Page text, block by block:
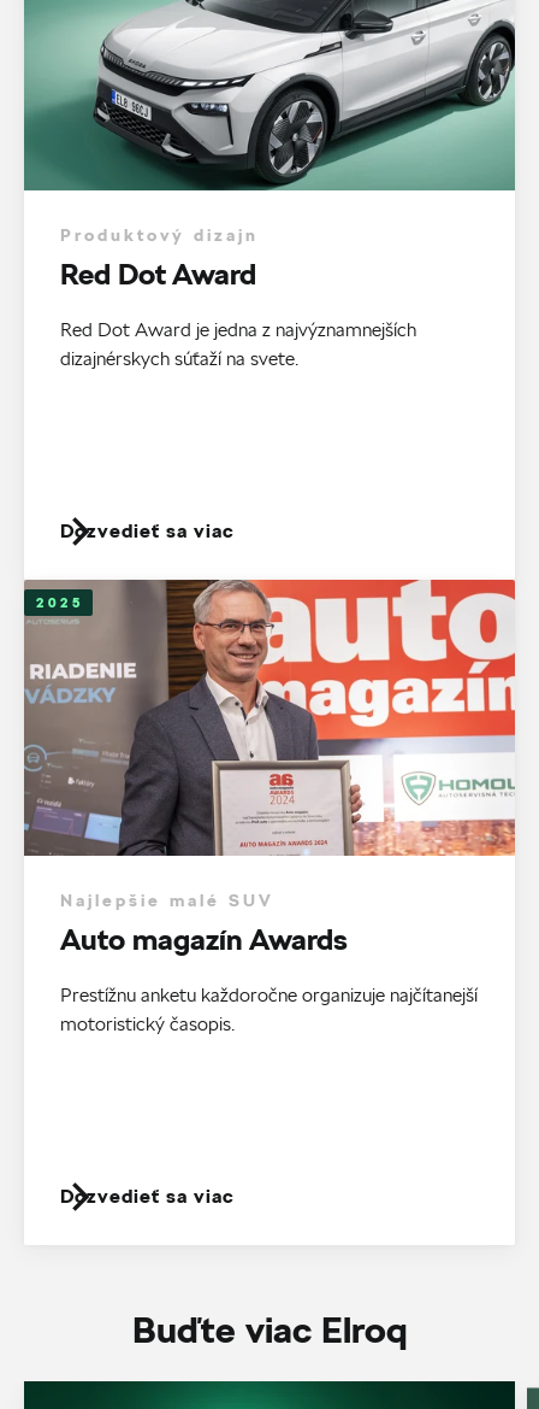
Produktový dizajn
Red Dot Award
Red Dot Award je jedna z najvýznamnejších
dizajnérskych súťaží na svete.
Dozvedieť sa viac
2025
Najlepšie malé SUV
Auto magazín Awards
Prestížnu anketu každoročne organizuje najčítanejší
motoristický časopis.
Dozvedieť sa viac
Buďte viac Elroq